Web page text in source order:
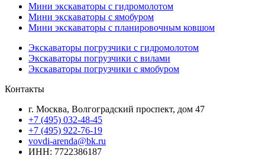
Мини экскаваторы с гидромолотом
Мини экскаваторы с ямобуром
Мини экскаваторы с планировочным ковшом
Экскаваторы погрузчики с гидромолотом
Экскаваторы погрузчики с вилами
Экскаваторы погрузчики с ямобуром
Контакты
г. Москва, Волгоградский проспект, дом 47
+7 (495) 032-48-45
+7 (495) 922-76-19
vovdi-arenda@bk.ru
ИНН: 7722386187